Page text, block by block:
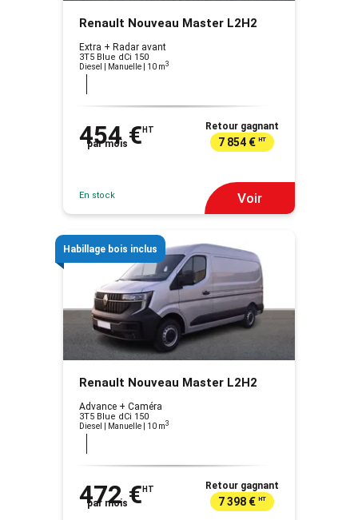
Renault Nouveau Master L2H2
Extra + Radar avant
3T5 Blue dCi 150
Diesel | Manuelle | 10 m3
454 € HT
par mois
Retour gagnant
7 854 € HT
En stock Voir
Habillage bois inclus
Renault Nouveau Master L2H2
Advance + Caméra
3T5 Blue dCi 150
Diesel | Manuelle | 10 m3
472 € HT
par mois
Retour gagnant
7 398 € HT